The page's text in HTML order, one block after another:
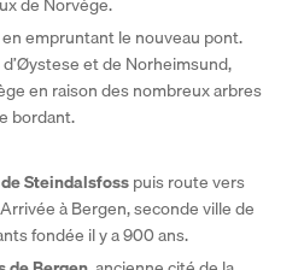
empruntant le nouveau pont.
et de Norheimsund,
en raison des nombreux arbres
bordant.
Steindalsfoss puis route vers
à Bergen, seconde ville de
fondée il y a 900 ans.